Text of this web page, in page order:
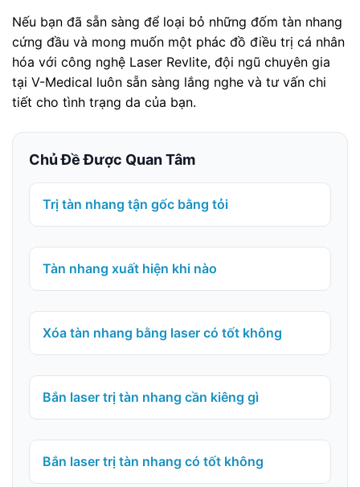
Nếu bạn đã sẵn sàng để loại bỏ những đốm tàn nhang
cứng đầu và mong muốn một phác đồ điều trị cá nhân
hóa với công nghệ Laser Revlite, đội ngũ chuyên gia
tại V-Medical luôn sẵn sàng lắng nghe và tư vấn chi
tiết cho tình trạng da của bạn.
Chủ Đề Được Quan Tâm
Trị tàn nhang tận gốc bằng tỏi
Tàn nhang xuất hiện khi nào
Xóa tàn nhang bằng laser có tốt không
Bắn laser trị tàn nhang cần kiêng gì
Bắn laser trị tàn nhang có tốt không